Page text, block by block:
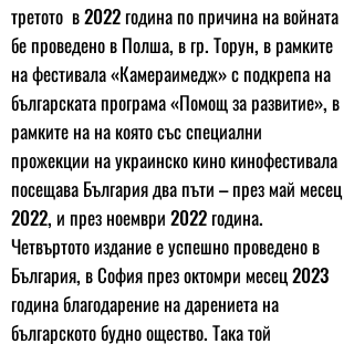
третото в 2022 година по причина на войната
бе проведено в Полша, в гр. Торун, в рамките
на фестивала «Камераимедж» с подкрепа на
българската програма «Помощ за развитие», в
рамките на на която със специални
прожекции на украинско кино кинофестивала
посещава България два пъти – през май месец
2022, и през ноември 2022 година.
Четвъртото издание е успешно проведено в
България, в София през октомри месец 2023
година благодарение на дарениета на
българското будно ощество. Така той